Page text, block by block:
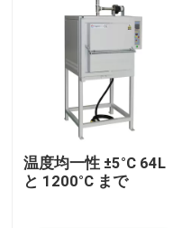
わたしたち に つい て
温度均一性 ±5°C 64L
と 1200°C まで